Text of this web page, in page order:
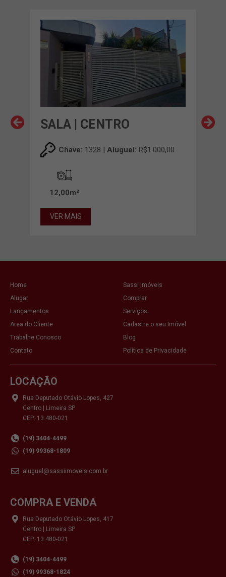
SALA | CENTRO
Chave: 1328 | Aluguel: R$1.000,00
12,00m²
VER MAIS
Home
Sassi Imóveis
Alugar
Comprar
Lançamentos
Serviços
Área do Cliente
Cadastre o seu Imóvel
Trabalhe Conosco
Blog
Contato
Política de Privacidade
LOCAÇÃO
Rua Deputado Otávio Lopes, 427
Centro | Limeira SP
CEP: 13.480-021
(19) 3404-4499
(19) 99368-1809
aluguel@sassiimoveis.com.br
COMPRA E VENDA
Rua Deputado Otávio Lopes, 417
Centro | Limeira SP
CEP: 13.480-021
(19) 3404-4499
(19) 99368-1824